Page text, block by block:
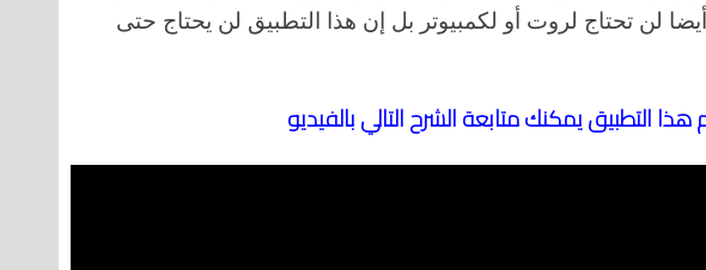
لن تحتاج لروت أو لكمبيوتر بل إن هذا التطبيق لن يحتاج حتى
التطبيق يمكنك متابعة الشرح التالي بالفيديو